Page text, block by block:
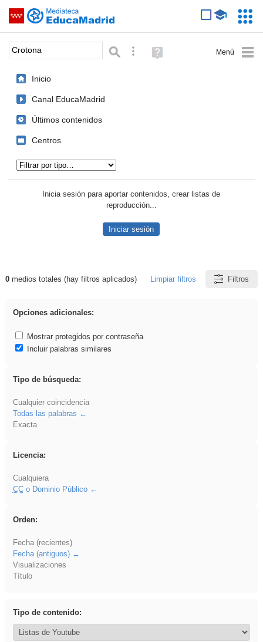
Saltar navegación
Palabra o frase: Búsqueda avanzada
Ayuda
(en
Inicio
Canal EducaMadrid
Últimos contenidos
Centros
Inicia sesión para aportar contenidos, crear listas de
reproducción...
Iniciar sesión
Resultados de: Crotona
0medios totales (hay filtros aplicados) Limpiar filtros Filtros
Opciones adicionales:
Mostrar protegidos por contraseña
Incluir palabras similares
Tipo de búsqueda:
Cualquier coincidencia
Todas las palabras
Exacta
Licencia:
Cualquiera
CCo Dominio Público
Orden:
Fecha (recientes)
Fecha (antiguos)
Visualizaciones
Título
Tipo de contenido: